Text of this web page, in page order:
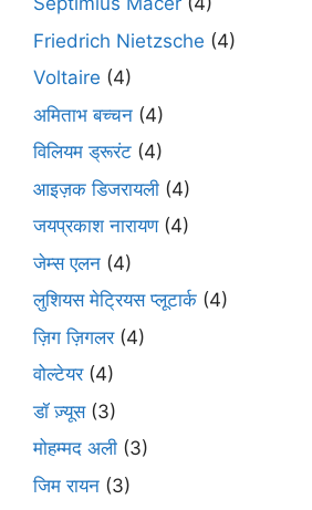
Friedrich Nietzsche (4)
Voltaire (4)
अमिताभ बच्चन (4)
विलियम ड्रूरंट (4)
आइज़क डिजरायली (4)
जयप्रकाश नारायण(4)
जेम्स एलन (4)
लुशियस मेट्रियस प्लूटार्क (4)
ज़िग ज़िगलर(4)
वोल्टेयर(4)
डॉ ज़्यूस(3)
मोहम्मद अली (3)
जिम रायन (3)